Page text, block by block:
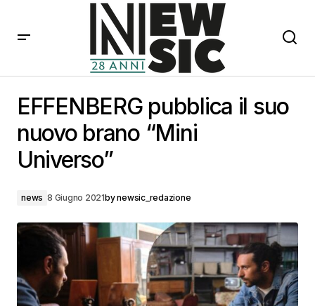
Universo”
EFFENBERG pubblica il suo
nuovo brano “Mini
Universo”
news 8 Giugno 2021bynewsic_redazione